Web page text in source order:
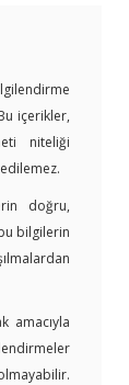
içerikler,
niteliği
doğru,
bilgilerin
amacıyla